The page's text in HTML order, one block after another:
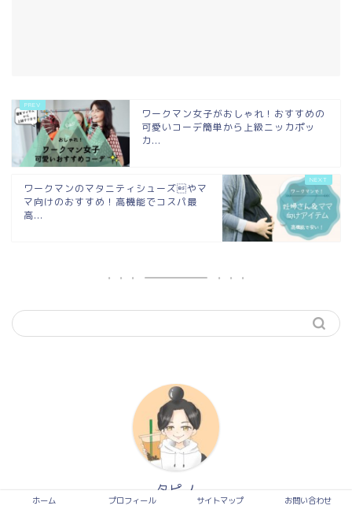
ワークマン女子がおしゃれ！おすすめの
可愛いコーデ簡単から上級ニッカポッ
カ...
ワークマンのマタニティシューズやマ
マ向けのおすすめ！高機能でコスパ最
高...
タピノ
ホーム プロフィール サイトマップ お問い合わせ